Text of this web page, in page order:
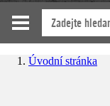
Úvodní stránka